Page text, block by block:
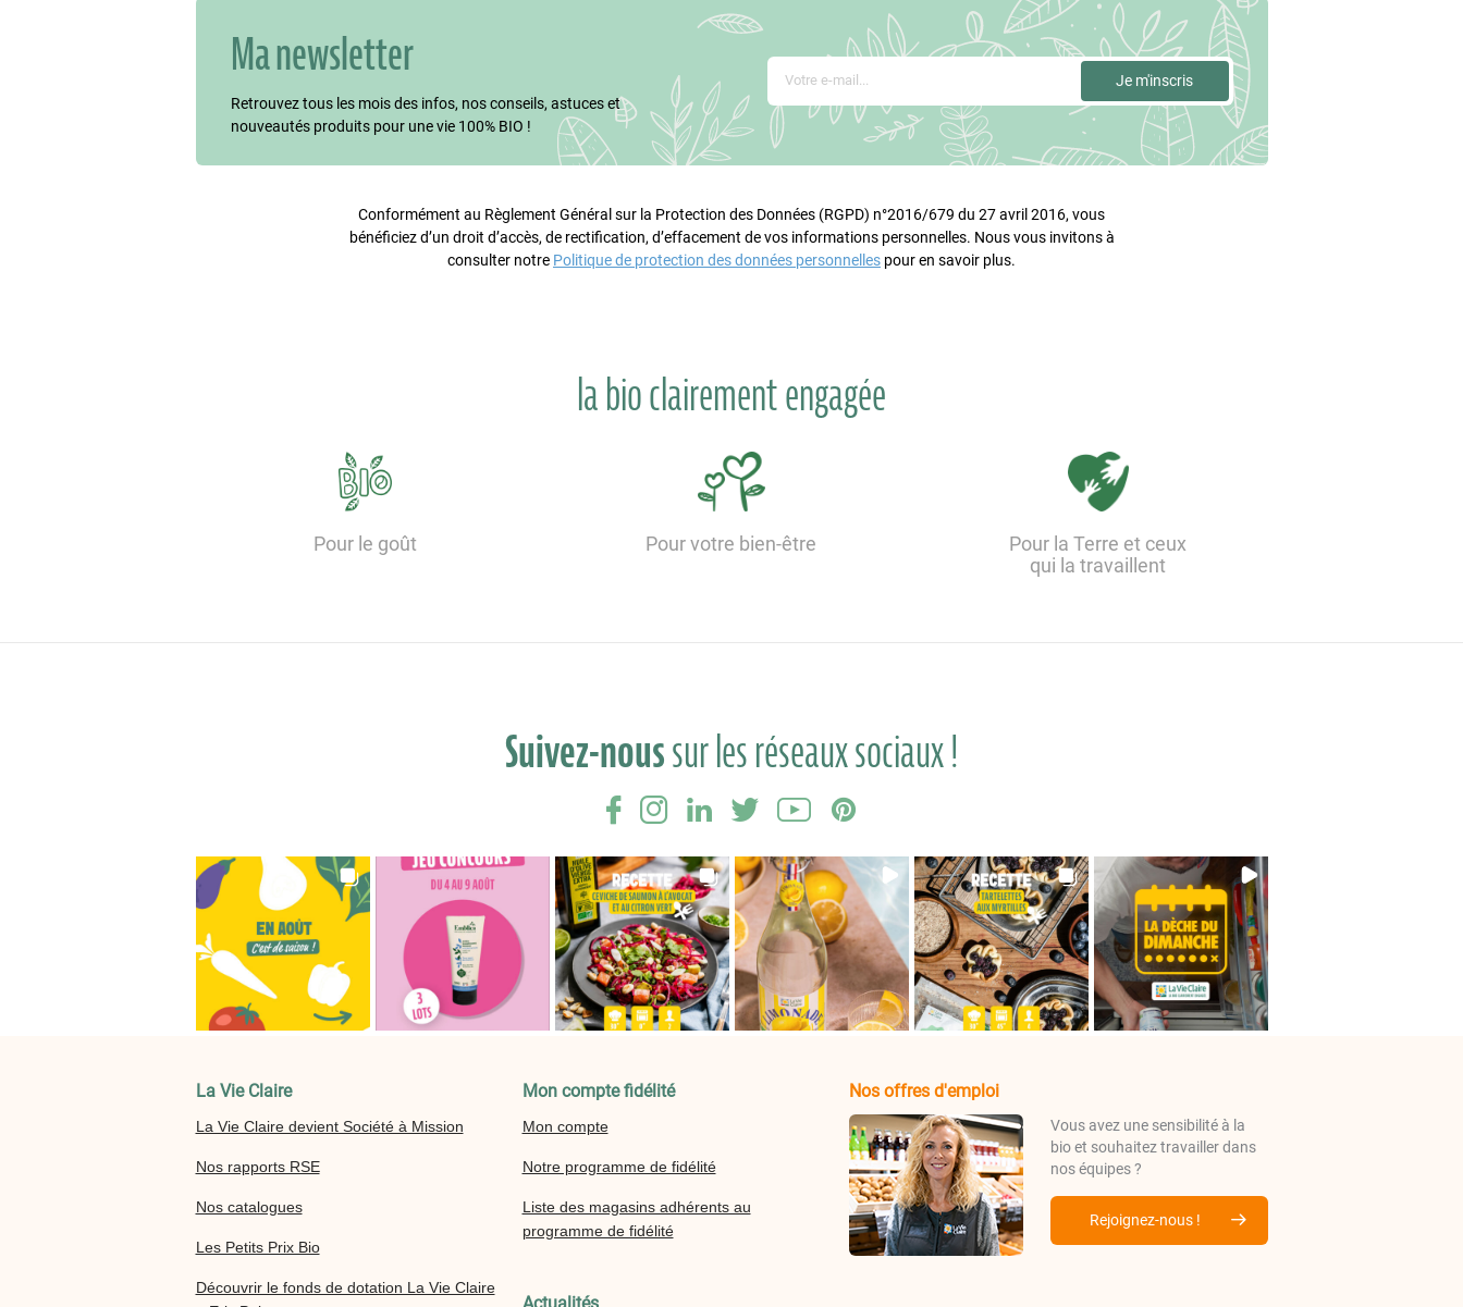
Ma newsletter
Retrouvez tous les mois des infos, nos conseils, astuces et
nouveautés produits pour une vie 100% BIO !
Conformément au Règlement Général sur la Protection des Données (RGPD) n°2016/679 du 27 avril 2016, vous
bénéficiez d’un droit d’accès, de rectification, d’effacement de vos informations personnelles. Nous vous invitons à
consulter notre Politique de protection des données personnelles pour en savoir plus.
la bio clairement engagée
Pour le goût Pour votre bien-être
Pour la Terre et ceux
qui la travaillent
Suivez-noussur les réseaux sociaux !
La Vie Claire
La Vie Claire devient Société à Mission
Nos rapports RSE
Nos catalogues
Les Petits Prix Bio
Découvrir le fonds de dotation La Vie Claire
Mon compte fidélité
Mon compte
Notre programme de fidélité
Liste des magasins adhérents au
programme de fidélité
Nos offres d'emploi
Vous avez une sensibilité à la
bio et souhaitez travailler dans
nos équipes ?
Rejoignez-nous !